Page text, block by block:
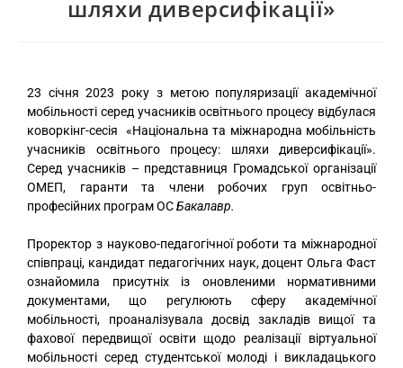
шляхи диверсифікації»
23 січня 2023 року з метою популяризації академічної
мобільності серед учасників освітнього процесу відбулася
коворкінг-сесія «Національна та міжнародна мобільність
учасників освітнього процесу: шляхи диверсифікації».
Серед учасників – представниця Громадської організації
ОМЕП, гаранти та члени робочих груп освітньо-
професійних програм ОСБакалавр.
Проректор з науково-педагогічної роботи та міжнародної
співпраці, кандидат педагогічних наук, доцент Ольга Фаст
ознайомила присутніх із оновленими нормативними
документами, що регулюють сферу академічної
мобільності, проаналізувала досвід закладів вищої та
фахової передвищої освіти щодо реалізації віртуальної
мобільності серед студентської молоді і викладацького